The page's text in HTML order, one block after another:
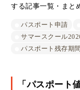
する記事一覧・まと
パスポート申請
サマースクール
パスポート残存期間
「パスポート